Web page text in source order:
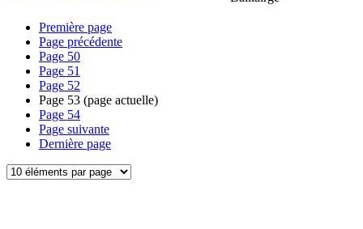
Première page
Page précédente
Page 50
Page 51
Page 52
Page 53 (page actuelle)
Page 54
Page suivante
Dernière page